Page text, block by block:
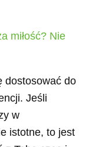
miłość? Nie
dostosować do
Jeśli
w
istotne, to jest